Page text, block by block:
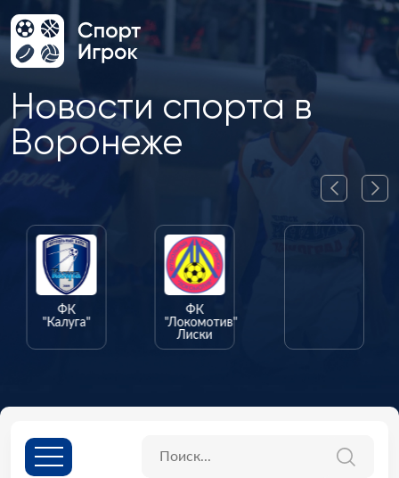
Новости спорта в
Воронеже
ФК
"Калуга"
ФК
"Локомотив"
Лиски